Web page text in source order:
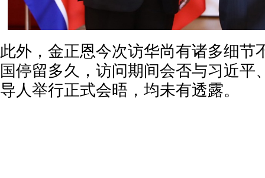
此外，金正恩今次访华尚有诸多细节
国停留多久，访问期间会否与习近平
导人举行正式会晤，均未有透露。